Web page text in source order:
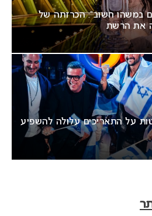
במשהו חשוב”: הכרזתה של
את הרשת
2027: ההתלבטות על התאריכים עלולה להשפיע